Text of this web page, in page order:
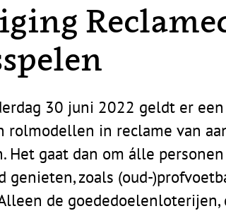
30 juni 2022 geldt er
rolmodellen in reclame van
Het gaat dan om álle
genieten, zoals (oud-
de